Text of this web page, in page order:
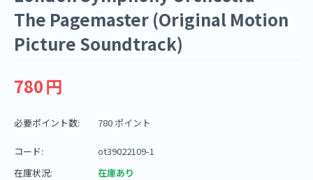
The Pagemaster (Original Motion
Picture Soundtrack)
780円
必要ポイント数: 780 ポイント
コード:
ot39022109-1
在庫状況:
在庫あり